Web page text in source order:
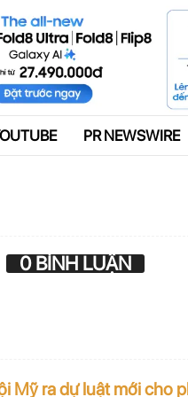
PR NEWSWIRE
0 BÌNH LUẬN
Mỹ ra dự luật mới cho